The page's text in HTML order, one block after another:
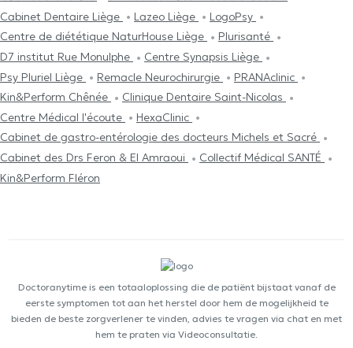
Cabinet Dentaire Liège
Lazeo Liège
LogoPsy
Centre de diététique NaturHouse Liège
Plurisanté
D7 institut Rue Monulphe
Centre Synapsis Liège
Psy Pluriel Liège
Remacle Neurochirurgie
PRANAclinic
Kin&Perform Chênée
Clinique Dentaire Saint-Nicolas
Centre Médical l'écoute
HexaClinic
Cabinet de gastro-entérologie des docteurs Michels et Sacré
Cabinet des Drs Feron & El Amraoui
Collectif Médical SANTÉ
Kin&Perform Fléron
Doctoranytime is een totaaloplossing die de patiënt bijstaat vanaf de
eerste symptomen tot aan het herstel door hem de mogelijkheid te
bieden de beste zorgverlener te vinden, advies te vragen via chat en met
hem te praten via Videoconsultatie.